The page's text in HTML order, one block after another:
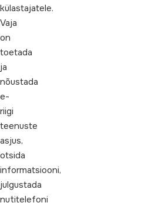
külastajatele.
Vaja
on
toetada
ja
nõustada
e-
riigi
teenuste
asjus,
otsida
informatsiooni,
julgustada
nutitelefoni